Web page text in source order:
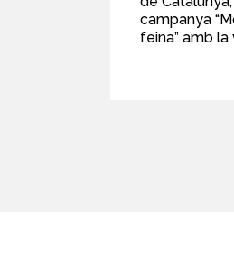
campanya
feina” amb la